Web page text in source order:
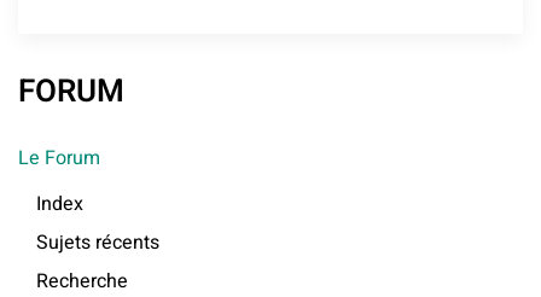
FORUM
Le Forum
Index
Sujets récents
Recherche